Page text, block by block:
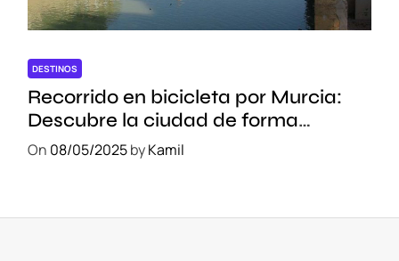
DESTINOS
Recorrido en bicicleta por Murcia:
Descubre la ciudad de forma
sostenible
On 08/05/2025byKamil